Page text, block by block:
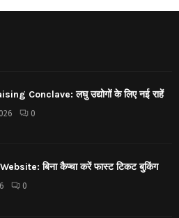
Conclave: लघु उद्योगों के लिए नई राहें
0
बिना कैप्चा करें फास्ट टिकट बुकिंग
0